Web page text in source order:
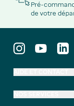
Pré-
de votre